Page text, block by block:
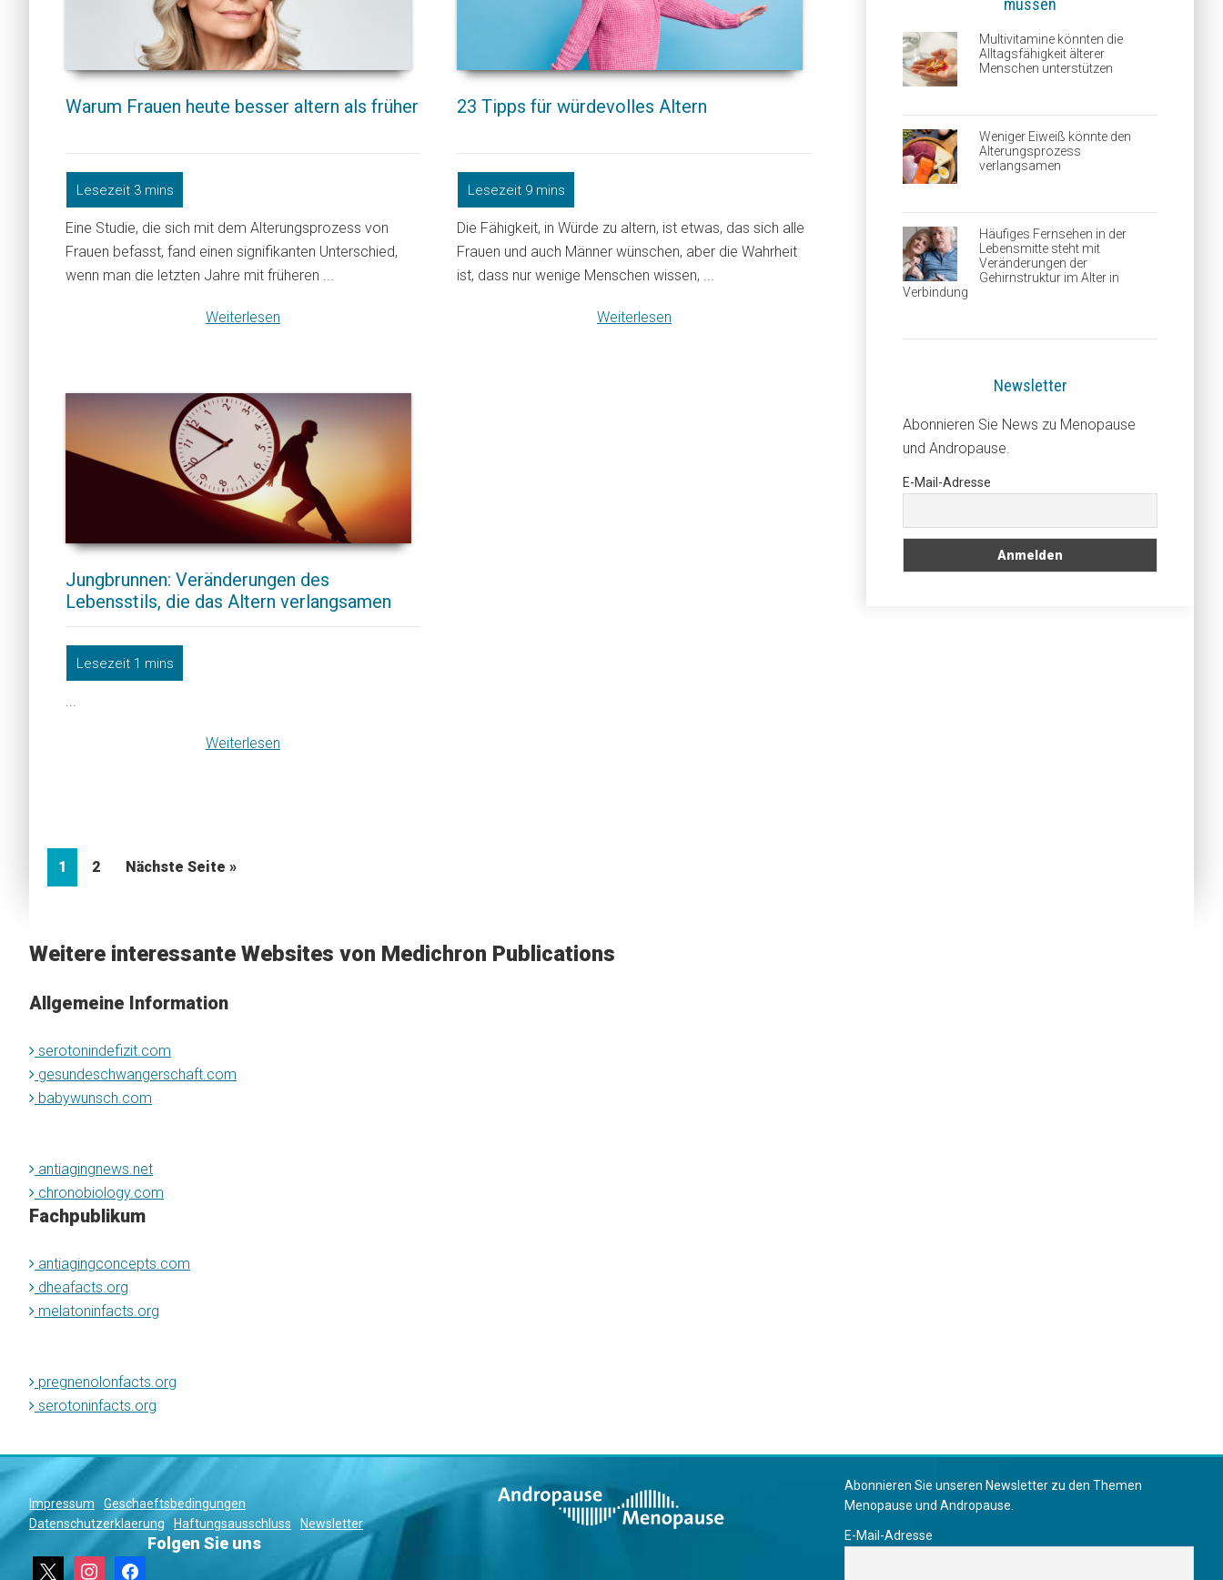
Warum Frauen heute besser altern als früher
Eine Studie, die sich mit dem Alterungsprozess von
Frauen befasst, fand einen signifikanten Unterschied,
wenn man die letzten Jahre mit früheren ...
Weiterlesen
23 Tipps für würdevolles Altern
Die Fähigkeit, in Würde zu altern, ist etwas, das sich alle
Frauen und auch Männer wünschen, aber die Wahrheit
ist, dass nur wenige Menschen wissen, ...
Weiterlesen
Jungbrunnen: Veränderungen des
Lebensstils, die das Altern verlangsamen
...
Weiterlesen
Seite
1 Seite
2 Nächste Seite »
müssen
Multivitamine könnten die
Alltagsfähigkeit älterer
Menschen unterstützen
Weniger Eiweiß könnte den
Alterungsprozess
verlangsamen
Häufiges Fernsehen in der
Lebensmitte steht mit
Veränderungen der
Gehirnstruktur im Alter in
Verbindung
Newsletter
Abonnieren Sie News zu Menopause
und Andropause.
E-Mail-Adresse
Weitere interessante Websites von Medichron Publications
Allgemeine Information
serotonindefizit.com
gesundeschwangerschaft.com
babywunsch.com
antiagingnews.net
chronobiology.com
Fachpublikum
antiagingconcepts.com
dheafacts.org
melatoninfacts.org
pregnenolonfacts.org
serotoninfacts.org
Impressum
Geschaeftsbedingungen
Datenschutzerklaerung
Haftungsausschluss Newsletter
Folgen Sie uns
instagramfacebook
Abonnieren Sie unseren Newsletter zu den Themen
Menopause und Andropause.
E-Mail-Adresse